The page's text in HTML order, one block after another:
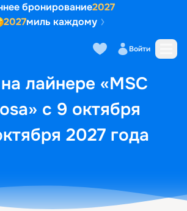
бронирование2027
2027миль каждому
Войти
лайнере «MSC
с 9 октября
2027 года
Выбор кают Маршрут и